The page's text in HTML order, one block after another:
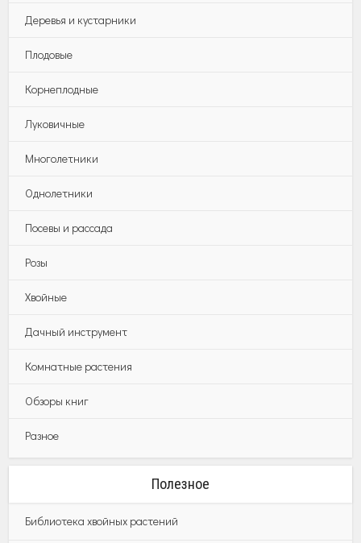
Деревья и кустарники
Плодовые
Корнеплодные
Луковичные
Многолетники
Однолетники
Посевы и рассада
Розы
Хвойные
Дачный инструмент
Комнатные растения
Обзоры книг
Разное
Полезное
Библиотека хвойных растений